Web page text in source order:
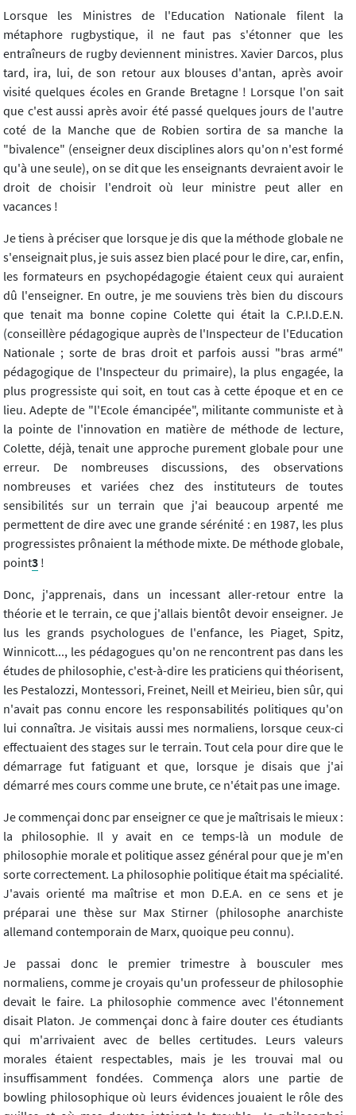
Lorsque les Ministres de l'Education Nationale filent la
métaphore rugbystique, il ne faut pas s'étonner que les
entraîneurs de rugby deviennent ministres. Xavier Darcos, plus
tard, ira, lui, de son retour aux blouses d'antan, après avoir
visité quelques écoles en Grande Bretagne ! Lorsque l'on sait
que c'est aussi après avoir été passé quelques jours de l'autre
coté de la Manche que de Robien sortira de sa manche la
"bivalence" (enseigner deux disciplines alors qu'on n'est formé
qu'à une seule), on se dit que les enseignants devraient avoir le
droit de choisir l'endroit où leur ministre peut aller en
vacances !
Je tiens à préciser que lorsque je dis que la méthode globale ne
s'enseignait plus, je suis assez bien placé pour le dire, car, enfin,
les formateurs en psychopédagogie étaient ceux qui auraient
dû l'enseigner. En outre, je me souviens très bien du discours
que tenait ma bonne copine Colette qui était la C.P.I.D.E.N.
(conseillère pédagogique auprès de l'Inspecteur de l'Education
Nationale ; sorte de bras droit et parfois aussi "bras armé"
pédagogique de l'Inspecteur du primaire), la plus engagée, la
plus progressiste qui soit, en tout cas à cette époque et en ce
lieu. Adepte de "l'Ecole émancipée", militante communiste et à
la pointe de l'innovation en matière de méthode de lecture,
Colette, déjà, tenait une approche purement globale pour une
erreur. De nombreuses discussions, des observations
nombreuses et variées chez des instituteurs de toutes
sensibilités sur un terrain que j'ai beaucoup arpenté me
permettent de dire avec une grande sérénité : en 1987, les plus
progressistes prônaient la méthode mixte. De méthode globale,
point3 !
Donc, j'apprenais, dans un incessant aller-retour entre la
théorie et le terrain, ce que j'allais bientôt devoir enseigner. Je
lus les grands psychologues de l'enfance, les Piaget, Spitz,
Winnicott..., les pédagogues qu'on ne rencontrent pas dans les
études de philosophie, c'est-à-dire les praticiens qui théorisent,
les Pestalozzi, Montessori, Freinet, Neill et Meirieu, bien sûr, qui
n'avait pas connu encore les responsabilités politiques qu'on
lui connaîtra. Je visitais aussi mes normaliens, lorsque ceux-ci
effectuaient des stages sur le terrain. Tout cela pour dire que le
démarrage fut fatiguant et que, lorsque je disais que j'ai
démarré mes cours comme une brute, ce n'était pas une image.
Je commençai donc par enseigner ce que je maîtrisais le mieux :
la philosophie. Il y avait en ce temps-là un module de
philosophie morale et politique assez général pour que je m'en
sorte correctement. La philosophie politique était ma spécialité.
J'avais orienté ma maîtrise et mon D.E.A. en ce sens et je
préparai une thèse sur Max Stirner (philosophe anarchiste
allemand contemporain de Marx, quoique peu connu).
Je passai donc le premier trimestre à bousculer mes
normaliens, comme je croyais qu'un professeur de philosophie
devait le faire. La philosophie commence avec l'étonnement
disait Platon. Je commençai donc à faire douter ces étudiants
qui m'arrivaient avec de belles certitudes. Leurs valeurs
morales étaient respectables, mais je les trouvai mal ou
insuffisamment fondées. Commença alors une partie de
bowling philosophique où leurs évidences jouaient le rôle des